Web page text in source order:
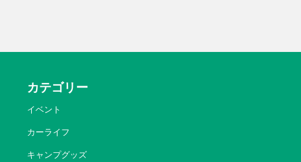
カテゴリー
イベント
カーライフ
キャンプグッズ